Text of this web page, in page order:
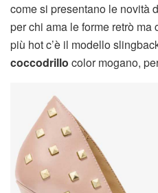
come si presentano le novità
per chi ama le forme retrò
più hot c’è il modello
coccodrillo color mogano,